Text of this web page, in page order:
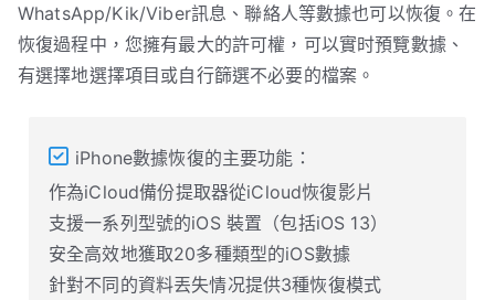
WhatsApp/Kik/Viber訊息、聯絡人等數據也可以恢復。在
恢復過程中，您擁有最大的許可權，可以實时預覽數據、
有選擇地選擇項目或自行篩選不必要的檔案。
iPhone數據恢復的主要功能：
作為iCloud備份提取器從iCloud恢復影片
支援一系列型號的iOS 裝置（包括iOS 13）
安全高效地獲取20多種類型的iOS數據
針對不同的資料丟失情况提供3種恢復模式